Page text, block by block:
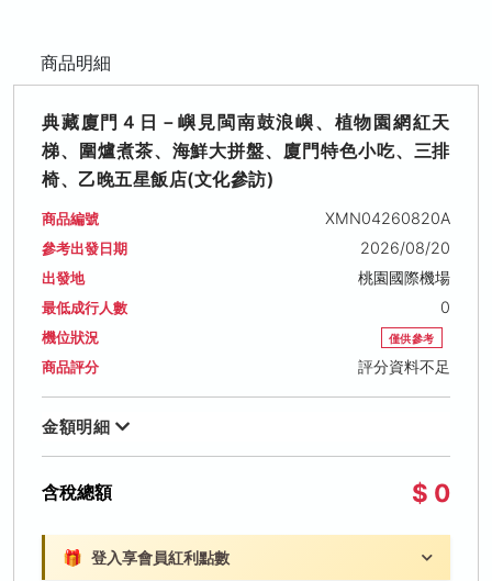
商品明細
典藏廈門４日－嶼見閩南鼓浪嶼、植物園網紅天
梯、圍爐煮茶、海鮮大拼盤、廈門特色小吃、三排
椅、乙晚五星飯店(文化參訪)
商品編號 XMN04260820A
參考出發日期 2026/08/20
出發地 桃園國際機場
最低成行人數 0
機位狀況 僅供參考
商品評分 評分資料不足
金額明細
含稅總額 $ 0
🎁 登入享會員紅利點數